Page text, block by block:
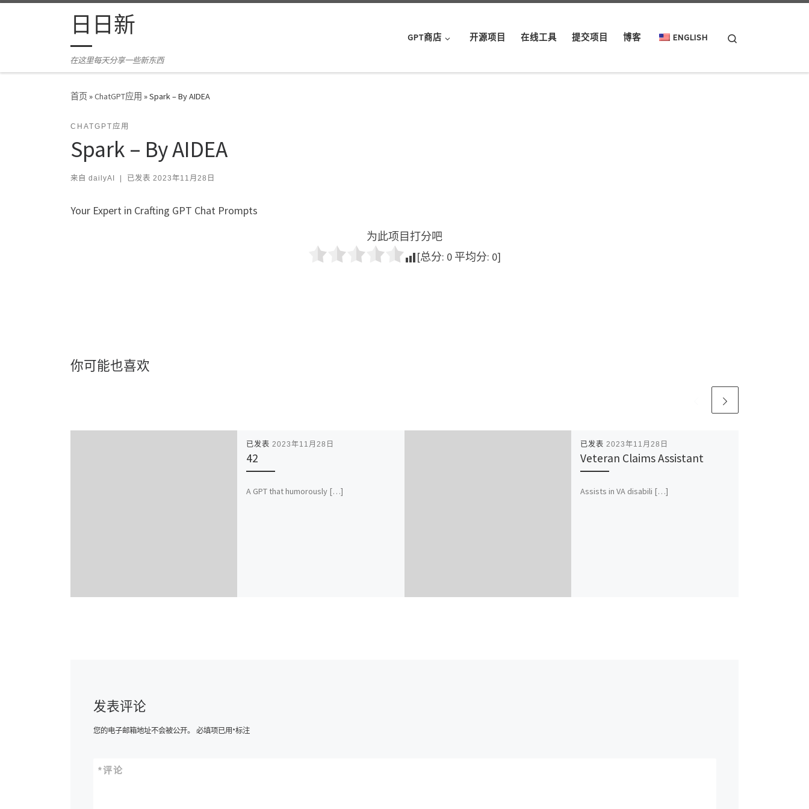
Skip to content日日新
在这里每天分享一些新东西
GPT商店 开源项目 在线工具 提交项目 博客 ENGLISH
首页»ChatGPT应用 »Spark – By AIDEA
CHATGPT应用
Spark – By AIDEA
来自 dailyAI 已发表 2023年11月28日
Your Expert in Crafting GPT Chat Prompts
为此项目打分吧
[总分: 0 平均分: 0]
你可能也喜欢
已发表 2023年11月28日
42
A GPT that humorously […]
已发表 2023年11月28日
Veteran Claims Assistant
Assists in VA disabili […]
发表评论
您的电子邮箱地址不会被公开。 必填项已用*标注
评论
*